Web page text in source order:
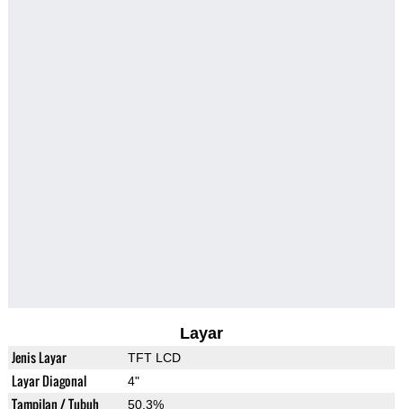
Layar
Jenis Layar TFT LCD
Layar Diagonal 4"
Tampilan / Tubuh 50.3%